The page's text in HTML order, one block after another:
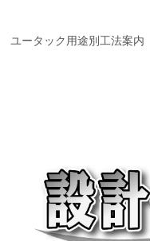
ユータック用途別工法案内